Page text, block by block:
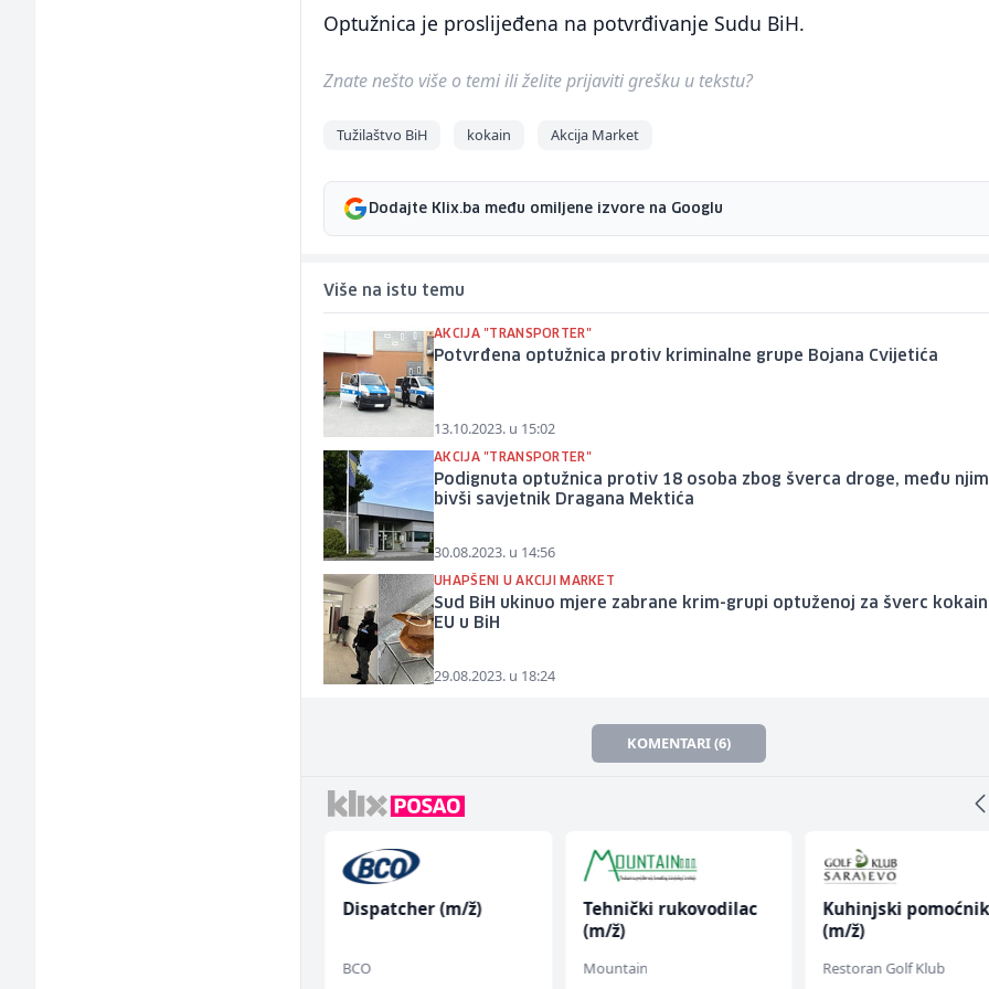
Optužnica je proslijeđena na potvrđivanje Sudu BiH.
Znate nešto više o temi ili želite prijaviti grešku u tekstu?
Tužilaštvo BiH kokain Akcija Market
Dodajte Klix.ba među omiljene izvore na Googlu
Više na istu temu
AKCIJA "TRANSPORTER"
Potvrđena optužnica protiv kriminalne grupe Bojana Cvijetića
13.10.2023. u 15:02
AKCIJA "TRANSPORTER"
Podignuta optužnica protiv 18 osoba zbog šverca droge, među
bivši savjetnik Dragana Mektića
30.08.2023. u 14:56
UHAPŠENI U AKCIJI MARKET
Sud BiH ukinuo mjere zabrane krim-grupi optuženoj za šverc
EU u BiH
29.08.2023. u 18:24
KOMENTARI (6)
Dispatcher (m/ž)
BCO
Tehnički rukovodilac
(m/ž)
Mountain
Kuhinjski pomoćnik
(m/ž)
Restoran Golf Klub